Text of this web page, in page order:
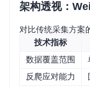
架构透视：
对比传统采集方案
技术指标
数据覆盖范围
反爬应对能力